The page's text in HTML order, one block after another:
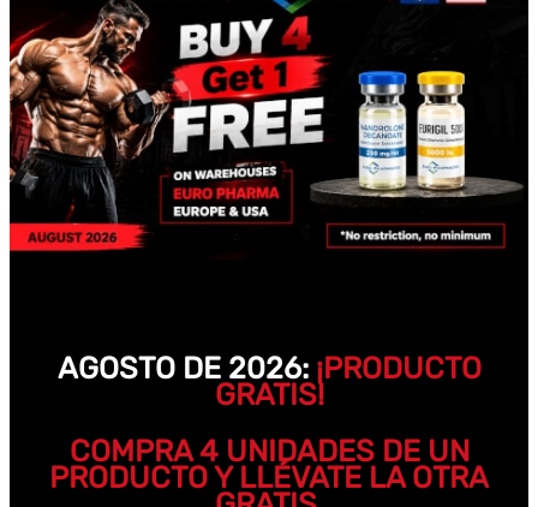
AGOSTO DE 2026: ¡PRODUCTO
GRATIS!
COMPRA 4 UNIDADES DE UN
PRODUCTO Y LLÉVATE LA OTRA